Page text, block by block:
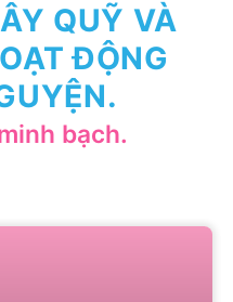
QUỸ VÀ
ĐỘNG
bạch.